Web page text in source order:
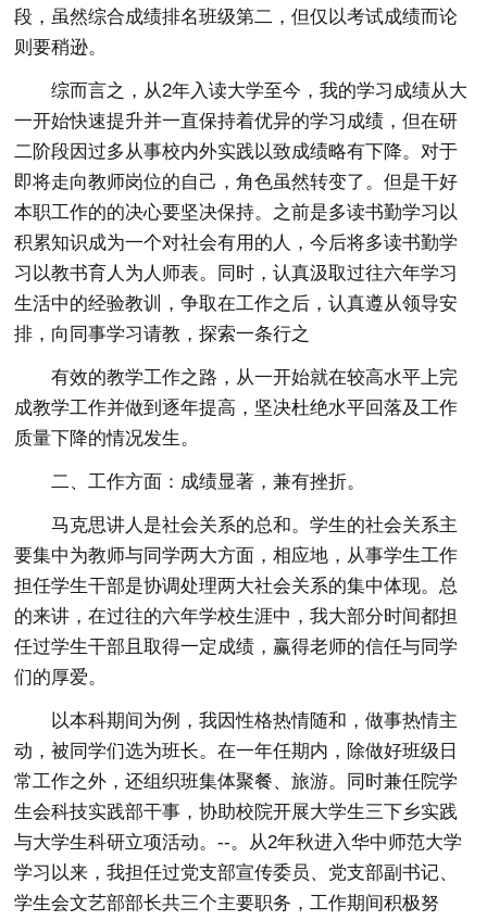
段，虽然综合成绩排名班级第二，但仅以考试成绩而论
则要稍逊。
综而言之，从2年入读大学至今，我的学习成绩从大
一开始快速提升并一直保持着优异的学习成绩，但在研
二阶段因过多从事校内外实践以致成绩略有下降。对于
即将走向教师岗位的自己，角色虽然转变了。但是干好
本职工作的的决心要坚决保持。之前是多读书勤学习以
积累知识成为一个对社会有用的人，今后将多读书勤学
习以教书育人为人师表。同时，认真汲取过往六年学习
生活中的经验教训，争取在工作之后，认真遵从领导安
排，向同事学习请教，探索一条行之
有效的教学工作之路，从一开始就在较高水平上完
成教学工作并做到逐年提高，坚决杜绝水平回落及工作
质量下降的情况发生。
二、工作方面：成绩显著，兼有挫折。
马克思讲人是社会关系的总和。学生的社会关系主
要集中为教师与同学两大方面，相应地，从事学生工作
担任学生干部是协调处理两大社会关系的集中体现。总
的来讲，在过往的六年学校生涯中，我大部分时间都担
任过学生干部且取得一定成绩，赢得老师的信任与同学
们的厚爱。
以本科期间为例，我因性格热情随和，做事热情主
动，被同学们选为班长。在一年任期内，除做好班级日
常工作之外，还组织班集体聚餐、旅游。同时兼任院学
生会科技实践部干事，协助校院开展大学生三下乡实践
与大学生科研立项活动。--。从2年秋进入华中师范大学
学习以来，我担任过党支部宣传委员、党支部副书记、
学生会文艺部部长共三个主要职务，工作期间积极努